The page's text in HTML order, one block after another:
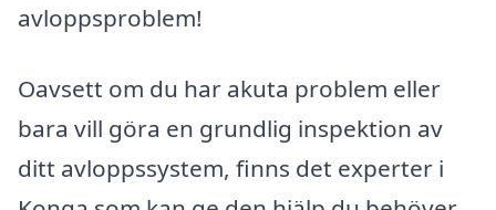
avloppsproblem!
Oavsett om du har akuta problem eller
bara vill göra en grundlig inspektion av
ditt avloppssystem, finns det experter i